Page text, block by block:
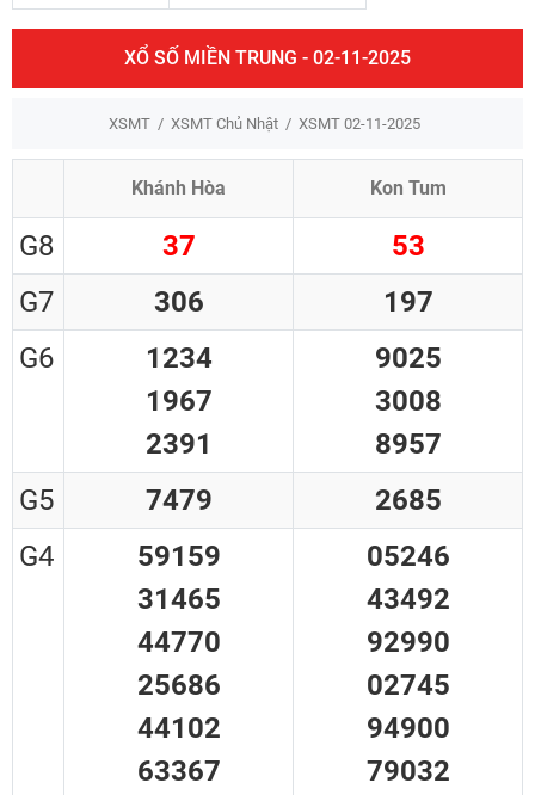
XỔ SỐ MIỀN TRUNG - 02-11-2025
XSMT XSMT Chủ Nhật XSMT 02-11-2025
Khánh Hòa Kon Tum
G8 37
53
G7
306
197
G6
1234
1967
2391
9025
3008
8957
G5
7479
2685
G4
59159
31465
44770
25686
44102
63367
05246
43492
92990
02745
94900
79032